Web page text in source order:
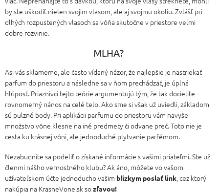
by ste uškodiť nielen svojim vlasom, ale aj svojmu okoliu. Zvlášť pri
dlhých rozpustených vlasoch sa vôňa skutočne v priestore veľmi
dobre rozvinie.
MLHA?
Asi vás sklameme, ale často vídaný názor, že najlepšie je nastriekať
parfum do priestoru a následne sa v ňom prechádzať, je úplná
hlúposť. Priaznivci tejto teórie argumentujú tým, že tak docielite
rovnomerný nános na celé telo. Ako sme si však už uviedli, základom
sú pulzné body. Pri aplikácii parfumu do priestoru vám navyše
množstvo vône klesne na iné predmety či odvane preč. Toto nie je
cesta ku krásnej vôni, ale jednoduché plytvanie parfémom.
Nezabudnite sa podeliť o získané informácie s vašimi priateľmi. Ste už
členmi nášho vernostného klubu? Ak áno, môžete vo vašom
užívateľskom účte jednoducho vašim blízkym poslať link , cez ktorý
nakúpia na KrasneVone.sk sozľavou!